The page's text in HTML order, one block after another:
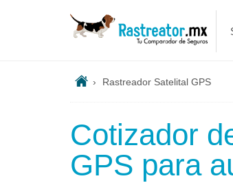
› Rastreador Satelital GPS
Cotizador
GPS para